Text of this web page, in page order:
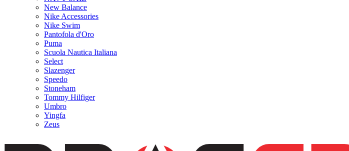
New Balance
Nike Accessories
Nike Swim
Pantofola d'Oro
Puma
Scuola Nautica Italiana
Select
Slazenger
Speedo
Stoneham
Tommy Hilfiger
Umbro
Yingfa
Zeus